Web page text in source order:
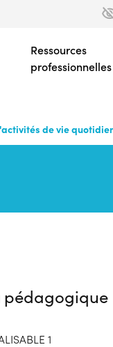
Ressources
professionnelles
de vie
pédagogique
1